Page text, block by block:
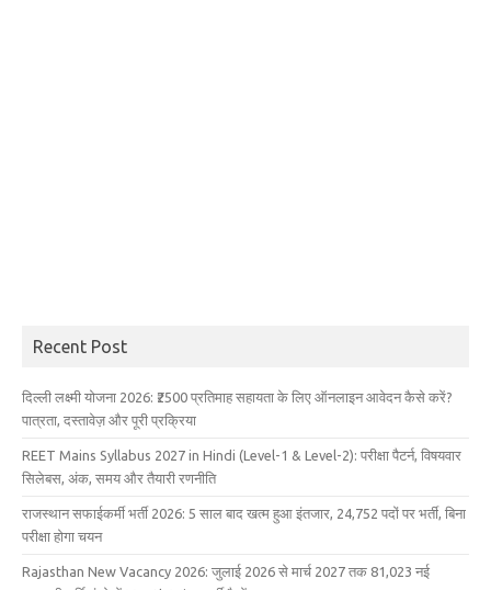
Recent Post
दिल्ली लक्ष्मी योजना 2026: ₹2500 प्रतिमाह सहायता के लिए ऑनलाइन आवेदन कैसे करें?
पात्रता, दस्तावेज़ और पूरी प्रक्रिया
REET Mains Syllabus 2027 in Hindi (Level-1 & Level-2): परीक्षा पैटर्न, विषयवार
सिलेबस, अंक, समय और तैयारी रणनीति
राजस्थान सफाईकर्मी भर्ती 2026: 5 साल बाद खत्म हुआ इंतजार, 24,752 पदों पर भर्ती, बिना
परीक्षा होगा चयन
Rajasthan New Vacancy 2026: जुलाई 2026 से मार्च 2027 तक 81,023 नई